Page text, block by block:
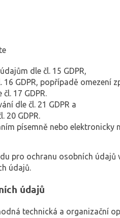
dle čl. 15 GDPR,
GDPR, popřípadě omezení
17 GDPR.
dle čl. 21 GDPR a
20 GDPR.
písemně nebo elektronicky
pro ochranu osobních údajů
údajů.
údajů
technická a organizační